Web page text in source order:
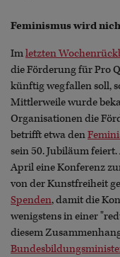
Feminismus wird
Imletzten
die Förderung für Pro
künftig wegfallen soll,
Mittlerweile wurde
Organisationen die
betrifft etwa den
sein 50. Jubiläum
April eine Konferenz
von der Kunstfreiheit
Spenden, damit die
wenigstens in einer
diesem